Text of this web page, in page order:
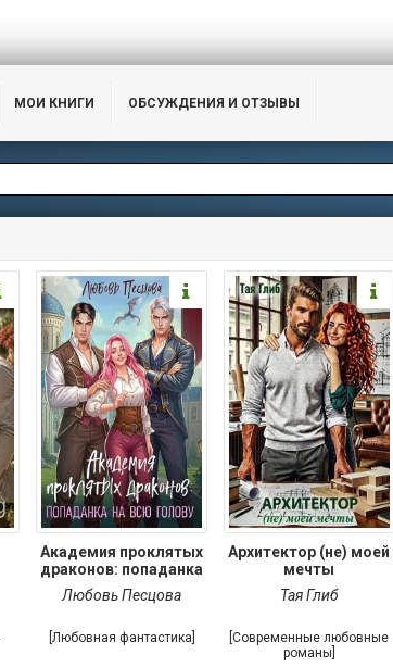
МОИ КНИГИ ОБСУЖДЕНИЯ И ОТЗЫВЫ
Академия проклятых
драконов: попаданка
Любовь Песцова
[Любовная фантастика]
Архитектор (не) моей
мечты
Тая Глиб
[Современные любовные
романы]